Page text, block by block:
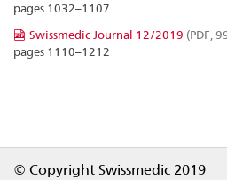
pages 1032–1107
Swissmedic Journal 12/2019 (PDF,
pages 1110–1212
© Copyright Swissmedic 2019